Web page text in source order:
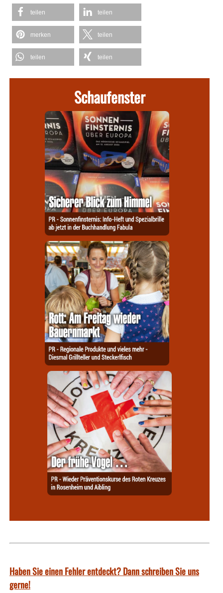
teilen teilen
merken teilen
teilen teilen
Schaufenster
Haben Sie einen Fehler entdeckt? Dann schreiben Sie uns
gerne!